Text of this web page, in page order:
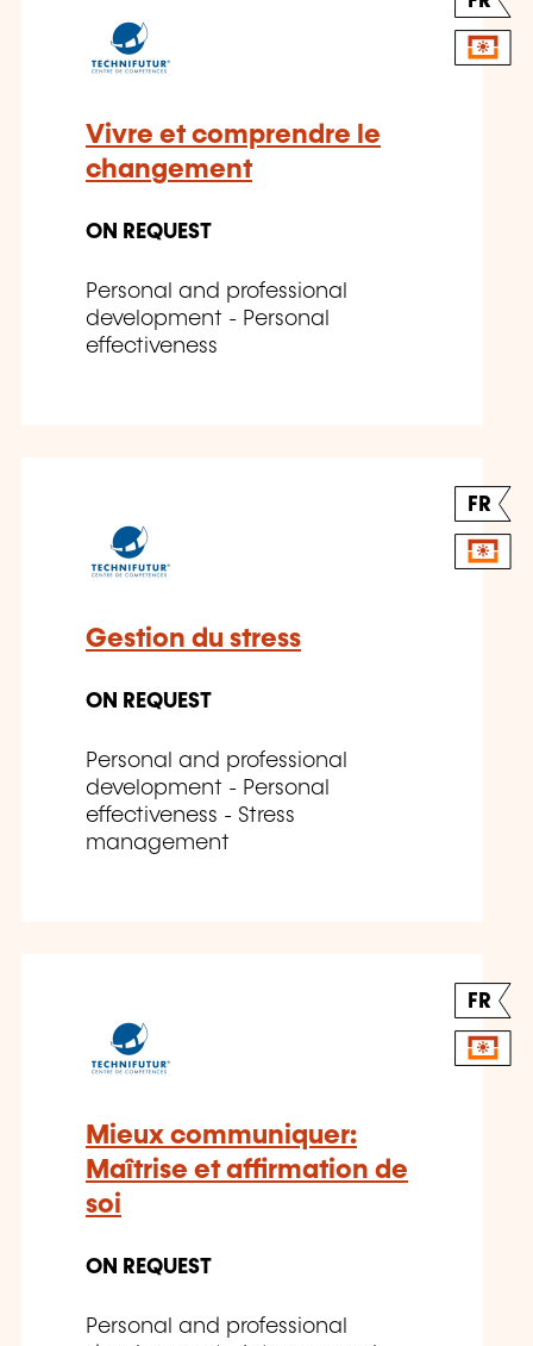
Vivre et comprendre le
changement
ON REQUEST
Personal and professional
development - Personal
effectiveness
FR
Gestion du stress
ON REQUEST
Personal and professional
development - Personal
effectiveness - Stress
management
FR
Mieux communiquer:
Maîtrise et affirmation de
soi
ON REQUEST
Personal and professional